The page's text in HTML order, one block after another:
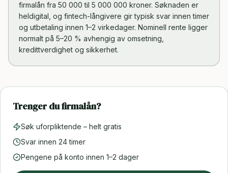
firmalån fra 50 000 til 5 000 000 kroner. Søknaden er
heldigital, og fintech-långivere gir typisk svar innen timer
og utbetaling innen 1–2 virkedager. Nominell rente ligger
normalt på 5–20 % avhengig av omsetning,
kredittverdighet og sikkerhet.
Trenger du firmalån?
Søk uforpliktende – helt gratis
Svar innen 24 timer
Pengene på konto innen 1–2 dager